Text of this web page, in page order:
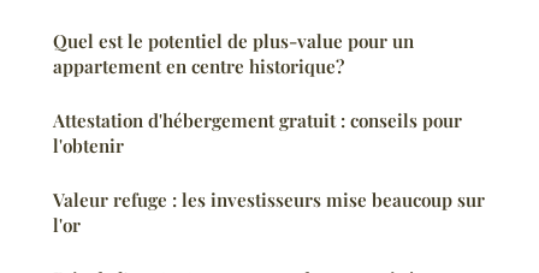
Quel est le potentiel de plus-value pour un
appartement en centre historique?
Attestation d'hébergement gratuit : conseils pour
l'obtenir
Valeur refuge : les investisseurs mise beaucoup sur
l'or